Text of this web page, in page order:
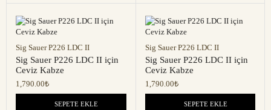
Sig Sauer P226 LDC II
Sig Sauer P226 LDC II için
Ceviz Kabze
1,790.00₺
SEPETE EKLE
Sig Sauer P226 LDC II
Sig Sauer P226 LDC II için
Ceviz Kabze
1,790.00₺
SEPETE EKLE